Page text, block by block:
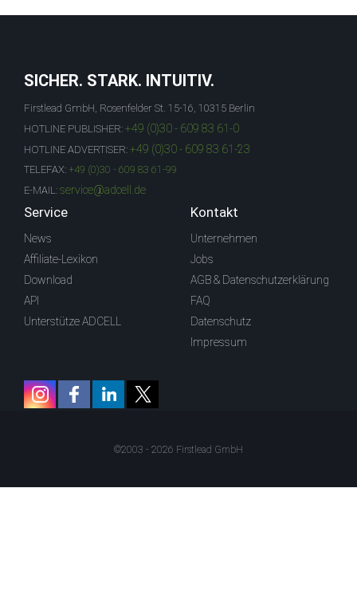
SICHER. STARK. INTUITIV.
Firstlead GmbH, Rosenfelder St. 15-16, 10315 Berlin
HOTLINE PUBLISHER: +49 (0)30 - 609 83 61-0
HOTLINE ADVERTISER: +49 (0)30 - 609 83 61-23
TELEFAX: +49 (0)30 - 609 83 61-99
E-MAIL: service@adcell.de
Service
News
Affiliate-Lexikon
Download
API
Unterstütze ADCELL
Kontakt
Unternehmen
Jobs
AGB & Datenschutzerklärung
FAQ
Datenschutz
Impressum
©2003 - 2026 Firstlead GmbH